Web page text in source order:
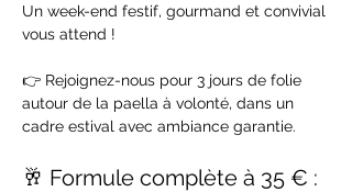
Un week-end festif, gourmand et convivial
vous attend !
👉 Rejoignez-nous pour 3 jours de folie
autour de la paella à volonté, dans un
cadre estival avec ambiance garantie.
🥂 Formule complète à 35 € :